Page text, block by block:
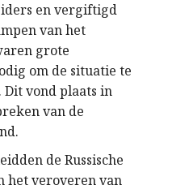
en vergiftigd
van het
grote
om de situatie te
vond plaats in
van de
de Russische
het veroveren van